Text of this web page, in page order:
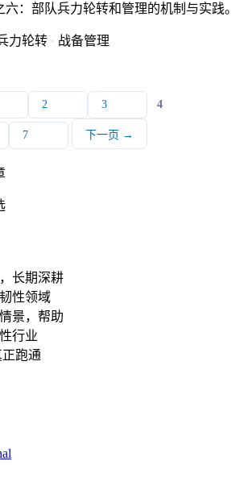
：部队兵力轮转和管理的机制与实践。
力轮转 战备管理
2 3 4
7 下一页 →
长期深耕
性领域
景，帮助
行业
跑通